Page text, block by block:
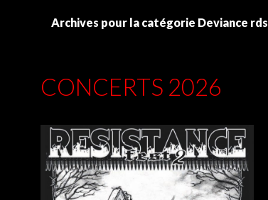
Archives pour la catégorie Deviance rds
CONCERTS 2026